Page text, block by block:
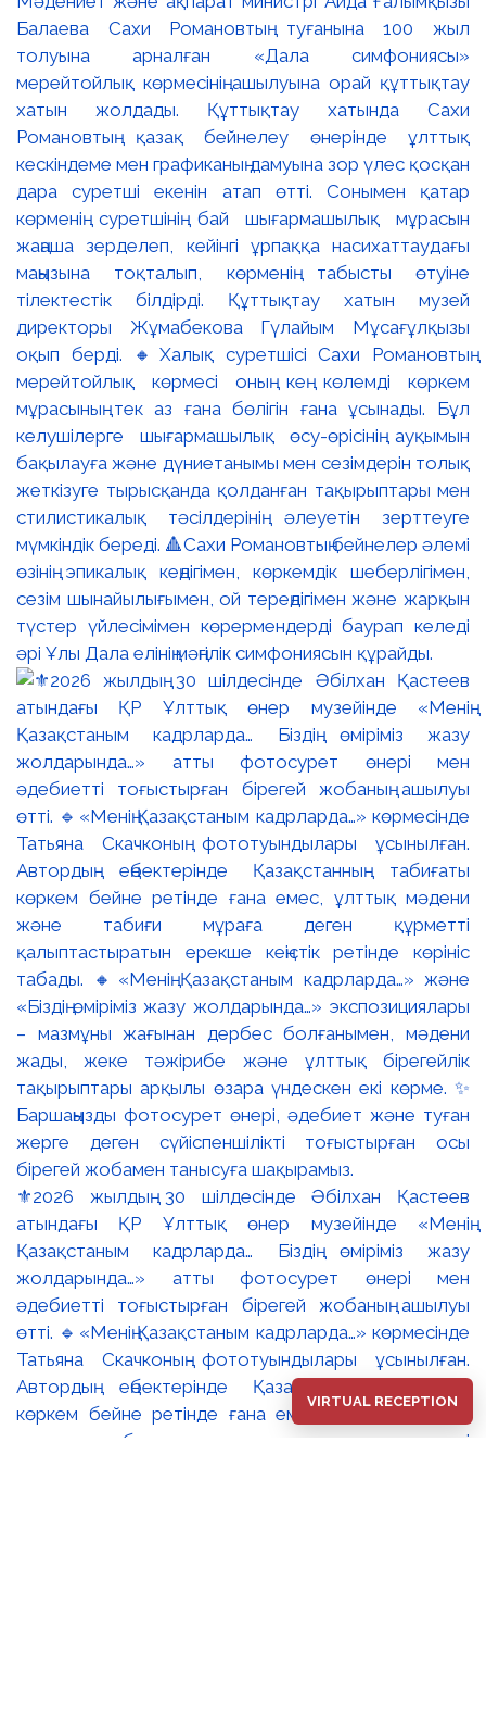
Балаева Сахи Романовтың туғанына 100 жыл
толуына арналған «Дала симфониясы»
мерейтойлық көрмесінің ашылуына орай құттықтау
хатын жолдады. Құттықтау хатында Сахи
Романовтың қазақ бейнелеу өнерінде ұлттық
кескіндеме мен графиканың дамуына зор үлес қосқан
дара суретші екенін атап өтті. Сонымен қатар
көрменің суретшінің бай шығармашылық мұрасын
жаңаша зерделеп, кейінгі ұрпаққа насихаттаудағы
маңызына тоқталып, көрменің табысты өтуіне
тілектестік білдірді. Құттықтау хатын музей
директоры Жұмабекова Гүлайым Мұсағұлқызы
оқып берді. 🔸Халық суретшісі Сахи Романовтың
мерейтойлық көрмесі оның кең көлемді көркем
мұрасының тек аз ғана бөлігін ғана ұсынады. Бұл
келушілерге шығармашылық өсу-өрісінің ауқымын
бақылауға және дүниетанымы мен сезімдерін толық
жеткізуге тырысқанда қолданған тақырыптары мен
стилистикалық тәсілдерінің әлеуетін зерттеуге
мүмкіндік береді. 🔺Сахи Романовтың бейнелер әлемі
өзінің эпикалық кеңдігімен, көркемдік шеберлігімен,
сезім шынайылығымен, ой тереңдігімен және жарқын
түстер үйлесімімен көрермендерді баурап келеді
әрі Ұлы Дала елінің мәңгілік симфониясын құрайды.
⚜️2026 жылдың 30 шілдесінде Әбілхан Қастеев
атындағы ҚР Ұлттық өнер музейінде «Менің
Қазақстаным кадрларда… Біздің өміріміз жазу
жолдарында…» атты фотосурет өнері мен
әдебиетті тоғыстырған бірегей жобаның ашылуы
өтті. 🔹«Менің Қазақстаным кадрларда…» көрмесінде
Татьяна Скачконың фототуындылары ұсынылған.
Автордың еңбектерінде Қазақстанның табиғаты
көркем бейне ретінде ғана емес, ұлттық мәдени
және табиғи мұраға деген құрметті
VIRTUAL RECEPTION